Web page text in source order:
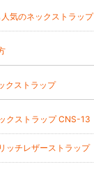
気のネックストラップ
クストラップ
クストラップ CNS-13
ッチレザーストラップ